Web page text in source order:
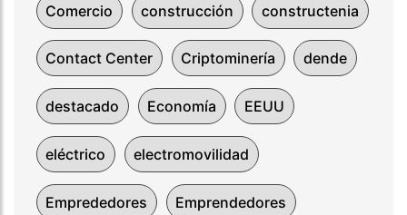
Comercio construcción constructenia
Contact Center Criptominería dende
destacado Economía EEUU
eléctrico electromovilidad
Emprededores Emprendedores